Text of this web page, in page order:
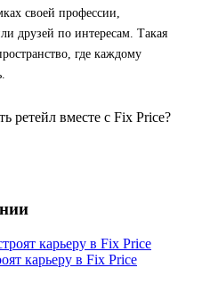
своей профессии,
друзей по интересам. Такая
где каждому
ретейл вместе с Fix Price?
карьеру в Fix Price